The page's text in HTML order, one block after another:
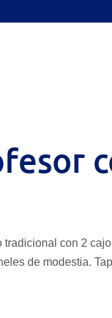
tradicional con 2
de modestia.